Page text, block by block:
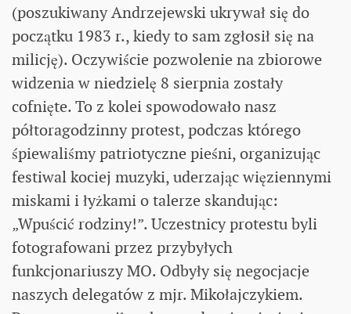
(poszukiwany Andrzejewski ukrywał się do
początku 1983 r., kiedy to sam zgłosił się na
milicję). Oczywiście pozwolenie na zbiorowe
widzenia w niedzielę 8 sierpnia zostały
cofnięte. To z kolei spowodowało nasz
półtoragodzinny protest, podczas którego
śpiewaliśmy patriotyczne pieśni, organizując
festiwal kociej muzyki, uderzając więziennymi
miskami i łyżkami o talerze skandując:
„Wpuścić rodziny!”. Uczestnicy protestu byli
fotografowani przez przybyłych
funkcjonariuszy MO. Odbyły się negocjacje
naszych delegatów z mjr. Mikołajczykiem.